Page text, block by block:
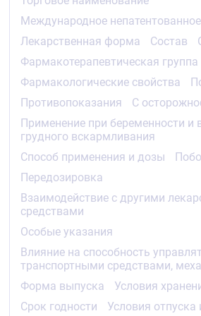
амлодипина замедлено (Т1/2
сравнению с молодыми
разница не имеет клиническою
Удлинение Т1/2 у пациентов с
недостаточностью
длительном применении
организме будет выше (Т1/2 до
недостаточность не оказываем
влияния на кинетику
нарушением функции почек
концентрации амлодипина в
коррелируют со степенью
недостаточности. Возможно
увеличение Т1/2.
Амлодипин проникает через
гематоэнцефалический барьер.
не удалятся.
Эквакард®
Фармакокинетическое
препарата, маловероятно. AUC,
Международное
Лекарственная форма
Состав
Фармакотерапевтическая группа
Фармакологические свойства
Противопоказания
С
Применение при беременности и
грудного вскармливания
Способ применения и дозы
Передозировка
Взаимодействие с другими
средствами
Особые указания
Влияние на способность
транспортными средствами,
Форма выпуска
Условия
Срок годности
Условия отпуска